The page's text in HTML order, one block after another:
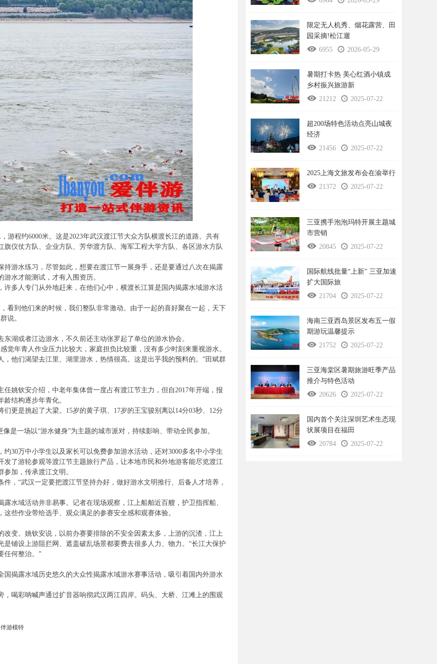
游程约6000米。这是2023年武汉渡江节大众方队横渡长江的道路。共有
仪仗方队、企业方队、芳华渡方队、海军工程大学方队、各区游水方队
游水练习，尽管如此，想要在渡江节一展身手，还是要通过八次在揭露
水才能测试，才有入围资历。
多人专门从外地赶来，在他们心中，横渡长江算是国内揭露水域游水活
看到他们来的时候，我们整队非常激动。由于一起的喜好聚在一起，天下
说。
湖或者江边游水，不久前还主动张罗起了单位的游水协会。
觉年青人作业压力比较大，家庭担负比较重，没有多少时刻来重视游水。
他们渴望去江里、湖里游水，热情很高。这是出乎我的预料的。”田斌群
姚钦安介绍，中老年集体曾一度占有渡江节主力，但自2017年开端，报
结构逐步年青化。
更是挑起了大梁。15岁的黄子琪、17岁的王宝骏别离以14分03秒、12分
是一场以“游水健身”为主题的城市派对，持续影响、带动全民参加。
30万中小学生以及家长可以免费参加游水活动，还对3000多名中小学生
了游轮参观等渡江节主题旅行产品，让本地市民和外地游客能尽览渡江
加，传承渡江文明。
，“武汉一定要把渡江节坚持办好，做好游水文明推行、后备人才培养，
水域活动并非易事。记者在现场观察，江上船舶近百艘，护卫指挥船、
些作业带给选手、观众满足的参赛安全感和观赛体验。
变。姚钦安说，以前办赛要排除的不安全因素太多，上游的沉渣，江上
铺设上游阻拦网、遮盖破乱场景都要费去很多人力、物力。“长江大保护
任何整治。”
揭露水域历史悠久的大众性揭露水域游水赛事活动，吸引着国内外游水
喝彩呐喊声通过扩音器响彻武汉两江四岸。码头、大桥、江滩上的围观
游模特
限定无人机秀、烟花露营、田
园采摘!松江遛
6955
2026-05-29
暑期打卡热 美心红酒小镇成
乡村振兴旅游新
21212
2025-07-22
超200场特色活动点亮山城夜
经济
21456
2025-07-22
2025上海文旅发布会在渝举行
21372
2025-07-22
三亚携手泡泡玛特开展主题城
市营销
20845
2025-07-22
国际航线批量“上新” 三亚加速
扩大国际旅
21704
2025-07-22
海南三亚西岛景区发布五一假
期游玩温馨提示
21752
2025-07-22
三亚海棠区暑期旅游旺季产品
推介与特色活动
20626
2025-07-22
国内首个关注深圳艺术生态现
状展项目在福田
20784
2025-07-22